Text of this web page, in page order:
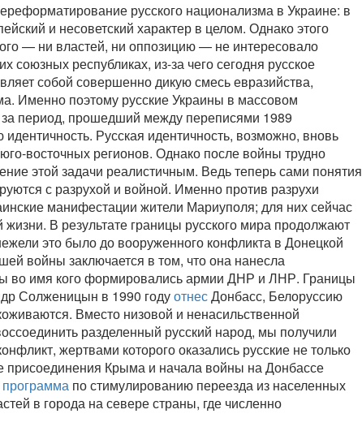
русского национализма в Украине: в
и несоветский характер в целом. Однако этого
— ни властей, ни оппозицию — не интересовало
республиках, из-за чего сегодня русское
собой совершенно дикую смесь евразийства,
Именно поэтому русские Украины в массовом
период, прошедший между переписями 1989
Русская идентичность, возможно, вновь
восточных регионов. Однако после войны трудно
этой задачи реалистичным. Ведь теперь сами понятия
с разрухой и войной. Именно против разрухи
манифестации жители Мариуполя; для них сейчас
В результате границы русского мира продолжают
это было до вооруженного конфликта в Донецкой
войны заключается в том, что она нанесла
во имя кого формировались армии ДНР и ЛНР. Границы
Солженицын в 1990 годуотнесДонбасс, Белоруссию
Вместо низовой и ненасильственной
разделенный русский народ, мы получили
жертвами которого оказались русские не только
присоединения Крыма и начала войны на Донбассе
программа по стимулированию переезда из населенных
в города на севере страны, где численно